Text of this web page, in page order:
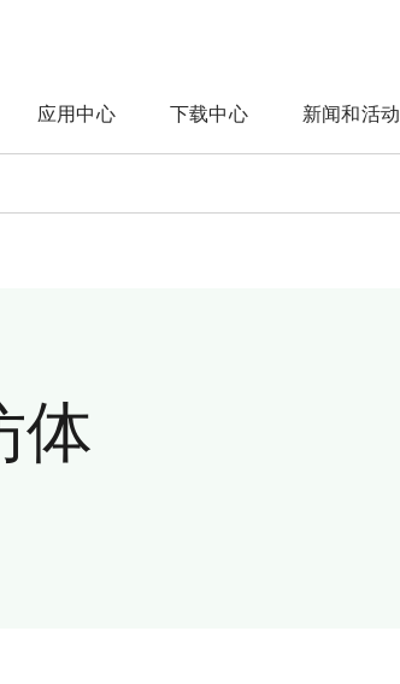
应用中心 下载中心 新闻和活动
体